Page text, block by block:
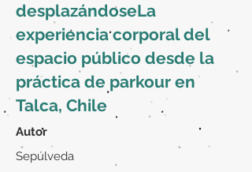
desplazándoseLa
experiencia corporal del
espacio público desde la
práctica de parkour en
Talca, Chile
Autor
Sepúlveda